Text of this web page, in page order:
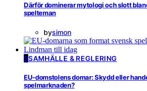
Därför dominerar mytologi och slott
spelteman
bysimon
SSAMHÄLLE & REGLERING
EU-domstolens domar: Skydd eller
spelmarknaden?